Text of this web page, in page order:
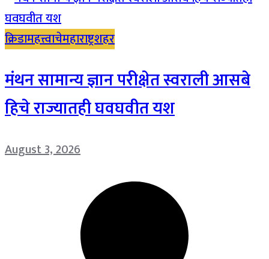
क्रिडामहत्त्वाचेमहाराष्ट्रशहर
मंथन सामान्य ज्ञान परीक्षेत स्वराली आसबे
हिचे राज्यातही घवघवीत यश
August 3, 2026